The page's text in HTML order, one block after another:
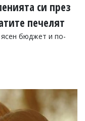
си през
печелят
бюджет и по-